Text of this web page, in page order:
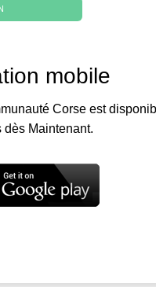
mobile
Corse est
dès Maintenant.